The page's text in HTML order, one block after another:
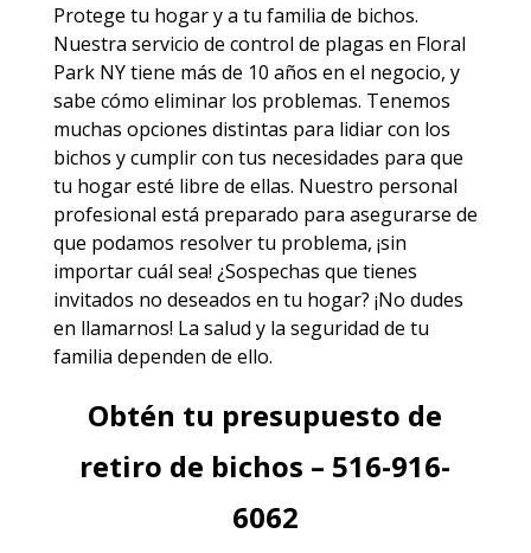
Protege tu hogar y a tu familia de bichos.
Nuestra servicio de control de plagas en Floral
Park NYtiene más de 10 años en el negocio, y
sabe cómo eliminar los problemas. Tenemos
muchas opciones distintas para lidiar con los
bichos y cumplir con tus necesidades para que
tu hogar esté libre de ellas. Nuestro personal
profesional está preparado para asegurarse de
que podamos resolver tu problema, ¡sin
importar cuál sea! ¿Sospechas que tienes
invitados no deseados en tu hogar? ¡No dudes
en llamarnos! La salud y la seguridad de tu
familia dependen de ello.
Obtén tu presupuesto de
retiro de bichos – 516-916-
6062